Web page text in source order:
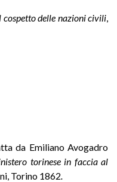
delle nazioni civili
da Emiliano Avogadro
torinese in faccia al
Torino 1862